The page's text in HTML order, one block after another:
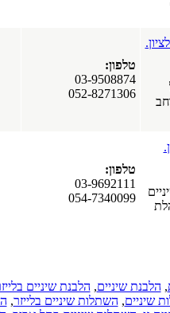
רחב
טלפון:
03-9508874
052-8271306
בשנת 1991 ומנוהלת
טלפון:
03-9692111
054-7340099
, הלבנת שיניים, הלבנת שיניים
שיניים, השתלות שיניים בלייזר,